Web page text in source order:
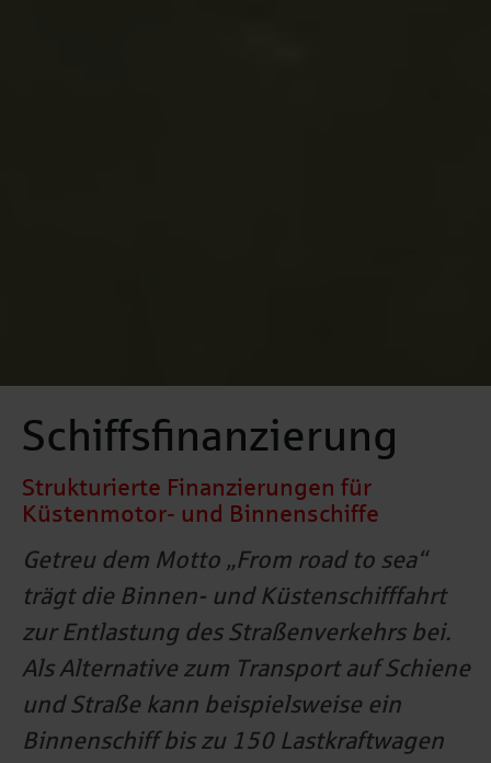
Schiffsfinanzierung
Strukturierte Finanzierungen für
Küstenmotor- und Binnenschiffe
Getreu dem Motto „From road to sea“
trägt die Binnen- und Küstenschifffahrt
zur Entlastung des Straßenverkehrs bei.
Als Alternative zum Transport auf Schiene
und Straße kann beispielsweise ein
Binnenschiff bis zu 150 Lastkraftwagen